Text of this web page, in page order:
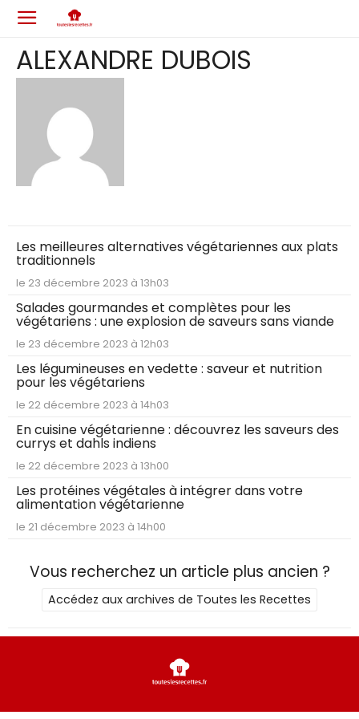
ALEXANDRE DUBOIS
Les meilleures alternatives végétariennes aux plats
traditionnels
le 23 décembre 2023 à 13h03
Salades gourmandes et complètes pour les
végétariens : une explosion de saveurs sans viande
le 23 décembre 2023 à 12h03
Les légumineuses en vedette : saveur et nutrition
pour les végétariens
le 22 décembre 2023 à 14h03
En cuisine végétarienne : découvrez les saveurs des
currys et dahls indiens
le 22 décembre 2023 à 13h00
Les protéines végétales à intégrer dans votre
alimentation végétarienne
le 21 décembre 2023 à 14h00
Vous recherchez un article plus ancien ?
Accédez aux archives de Toutes les Recettes